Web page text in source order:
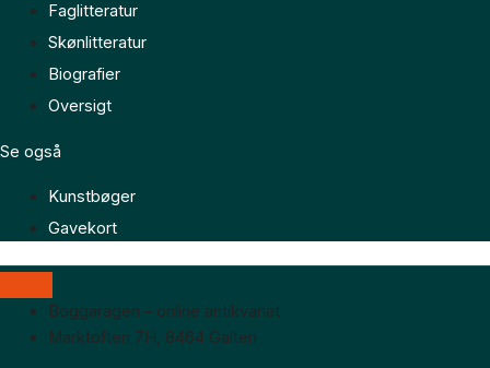
Faglitteratur
Skønlitteratur
Biografier
Oversigt
Se også
Kunstbøger
Gavekort
Boggaragen – online antikvariat
Marktoften 7H, 8464 Galten